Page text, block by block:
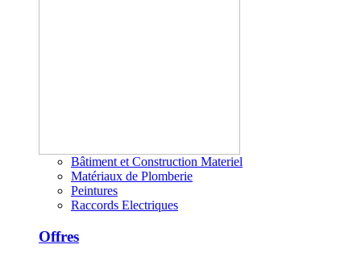
Bâtiment et Construction Materiel
Matériaux de Plomberie
Peintures
Raccords Electriques
Offres